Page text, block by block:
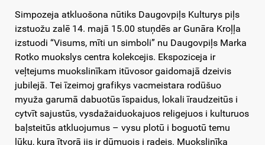
Simpozeja atkluošona nūtiks Daugovpiļs Kulturys piļs
izstuožu zalē 14. majā 15.00 stuņdēs ar Gunāra Kroļļa
izstuodi “Visums, mīti un simboli” nu Daugovpiļs Marka
Rotko muokslys centra kolekcejis. Ekspoziceja ir
veļtejums muokslinīkam itūvosor gaidomajā dzeivis
jubilejā. Tei īzeimoj grafikys vacmeistara rodūšuo
myuža garumā dabuotūs īspaidus, lokali īraudzeitūs i
cytvīt sajustūs, vysdažaiduokajuos religejuos i kulturuos
baļsteitūs atkluojumus – vysu plotū i boguotū temu
lūku, kura ītvorā jis ir dūmuojs i radejs. Muokslinīka